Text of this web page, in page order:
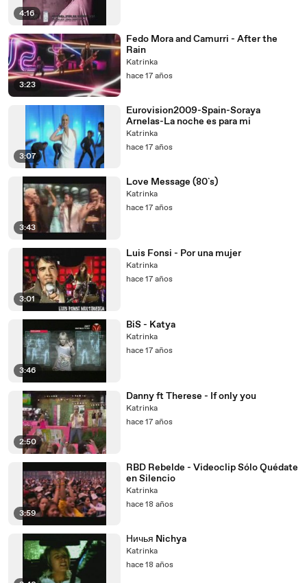
4:16
3:23
Fedo Mora and Camurri - After the
Rain
Katrinka
hace 17 años
3:07
Eurovision2009-Spain-Soraya
Arnelas-La noche es para mi
Katrinka
hace 17 años
3:43
Love Message (80`s)
Katrinka
hace 17 años
3:01
Luis Fonsi - Por una mujer
Katrinka
hace 17 años
3:46
BiS - Katya
Katrinka
hace 17 años
2:50
Danny ft Therese - If only you
Katrinka
hace 17 años
3:59
RBD Rebelde - Videoclip Sólo Quédate
en Silencio
Katrinka
hace 18 años
Ничья Nichya
Katrinka
hace 18 años